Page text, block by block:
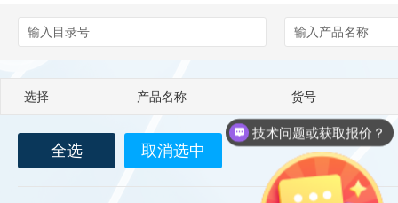
Berry & Associates
LGC Maine Standards Biolife
AbD Serotec
选择 产品名称 货号
全选 取消选中
技术问题或获取报价？